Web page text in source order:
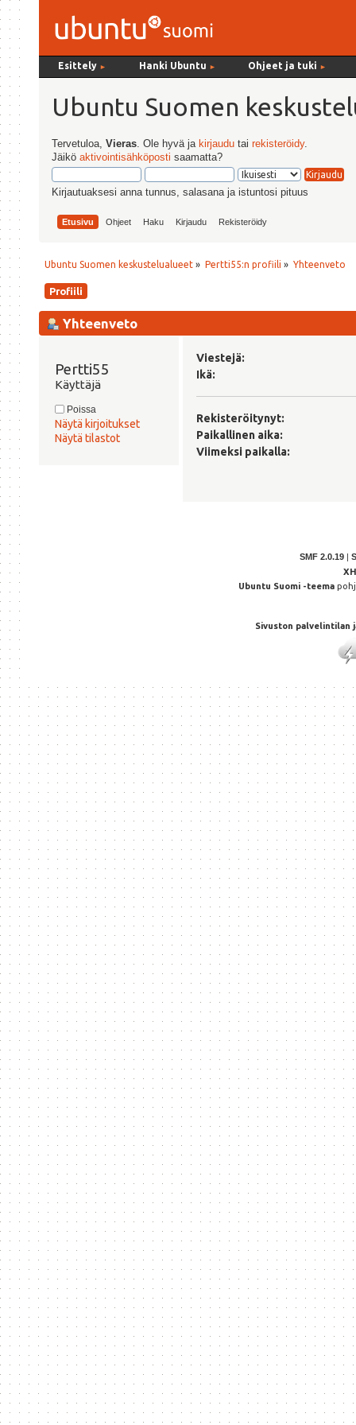
Esittely ► Hanki Ubuntu ► Ohjeet ja tuki ►
Ubuntu Suomen
Tervetuloa,Vieras . Ole hyvä ja kirjaudu tairekisteröidy.
Jäiköaktivointisähköposti saamatta?
Kirjautuaksesi anna tunnus, salasana ja istuntosi pituus
Etusivu Ohjeet Haku Kirjaudu Rekisteröidy
Ubuntu Suomen keskustelualueet » Pertti55:n profiili » Yhteenveto
Profiili
Yhteenveto
Pertti55
Käyttäjä
Poissa
Näytä kirjoitukset
Näytä tilastot
Viestejä:
Ikä:
Rekisteröitynyt:
Paikallinen aika:
Viimeksi paikalla:
SMF 2.0.19 |
Ubuntu Suomi -teema
Sivuston palvelintilan